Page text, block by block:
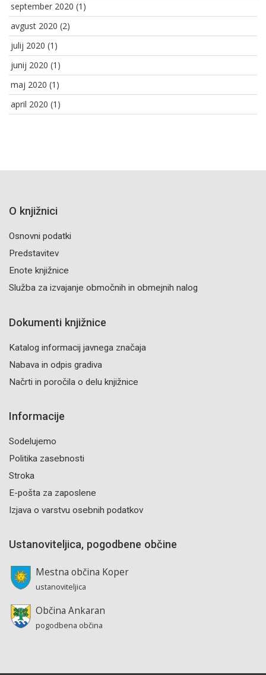
september 2020 (1)
avgust 2020 (2)
julij 2020 (1)
junij 2020 (1)
maj 2020 (1)
april 2020 (1)
O knjižnici
Osnovni podatki
Predstavitev
Enote knjižnice
Služba za izvajanje območnih in obmejnih nalog
Dokumenti knjižnice
Katalog informacij javnega značaja
Nabava in odpis gradiva
Načrti in poročila o delu knjižnice
Informacije
Sodelujemo
Politika zasebnosti
Stroka
E-pošta za zaposlene
Izjava o varstvu osebnih podatkov
Ustanoviteljica, pogodbene občine
Mestna občina Koper
ustanoviteljica
Občina Ankaran
pogodbena občina